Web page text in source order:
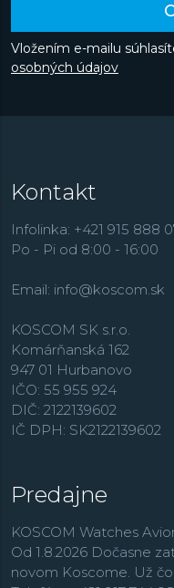
a následne aj
nemeckom
stajne Redbull
automatické hodinky v
Vložením e-mailu
osobných údajov
Kontakt
Infolinka: +421 915 888
Po - Pi od 8:00 - 16:00
Email: info@koscom.sk
KOSCOM SK s.r.o.
Komárňanská 162
947 01 Hurbanovo
IČO: 55 955 924
DIČ: 2122139602
IČ DPH: SK2122139602
Predajne
KOSCOM Watches
Od 1.8.2026 Dočasne
novom Koscome. Už